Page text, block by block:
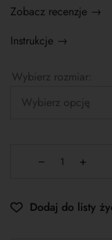
Zobacz recenzje →
Instrukcje →
Wybierz rozmiar:
Dodaj do listy